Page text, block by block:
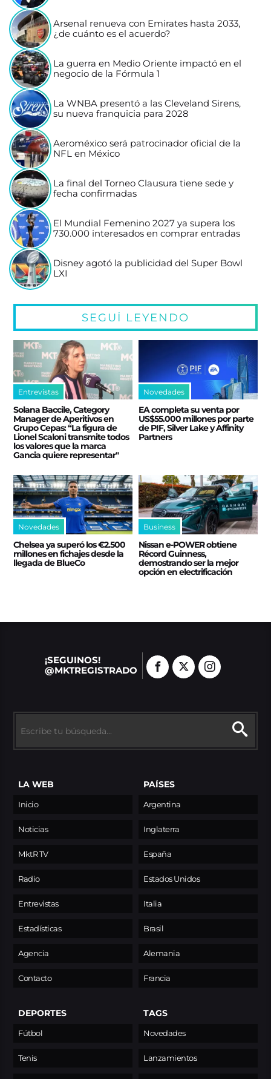
Arsenal renueva con Emirates hasta 2033,
¿de cuánto es el acuerdo?
La guerra en Medio Oriente impactó en el
negocio de la Fórmula 1
La WNBA presentó a las Cleveland Sirens,
su nueva franquicia para 2028
Aeroméxico será patrocinador oficial de la
NFL en México
La final del Torneo Clausura tiene sede y
fecha confirmadas
El Mundial Femenino 2027 ya supera los
730.000 interesados en comprar entradas
Disney agotó la publicidad del Super Bowl
LXI
SEGUÍ LEYENDO
Entrevistas
Solana Baccile, Category
Manager de Aperitivos en
Grupo Cepas: “La figura de
Lionel Scaloni transmite todos
los valores que la marca
Gancia quiere representar"
Novedades
EA completa su venta por
US$55.000 millones por parte
de PIF, Silver Lake y Affinity
Partners
Novedades
Chelsea ya superó los €2.500
millones en fichajes desde la
llegada de BlueCo
Business
Nissan e‑POWER obtiene
Récord Guinness,
demostrando ser la mejor
opción en electrificación
¡SEGUINOS!
@MKTREGISTRADO
LA WEB
Inicio
Noticias
MktR TV
Radio
Entrevistas
Estadísticas
Agencia
Contacto
PAÍSES
Argentina
Inglaterra
España
Estados Unidos
Italia
Brasil
Alemania
Francia
DEPORTES
Fútbol
Tenis
TAGS
Novedades
Lanzamientos